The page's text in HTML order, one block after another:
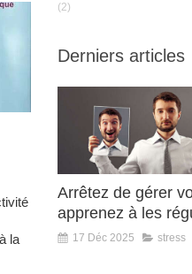
la
(2)
Derniers articles
Arrêtez de gérer
apprenez à les
17 Déc 2025 stress